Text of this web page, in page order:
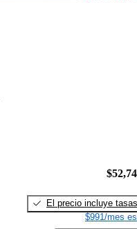
El precio incluye tasas
$991/mes